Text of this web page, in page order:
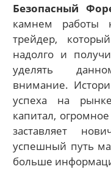
Безопасный
камнем работы
трейдер,
надолго и
уделять
внимание.
успеха на
капитал,
заставляет
успешный путь
больше